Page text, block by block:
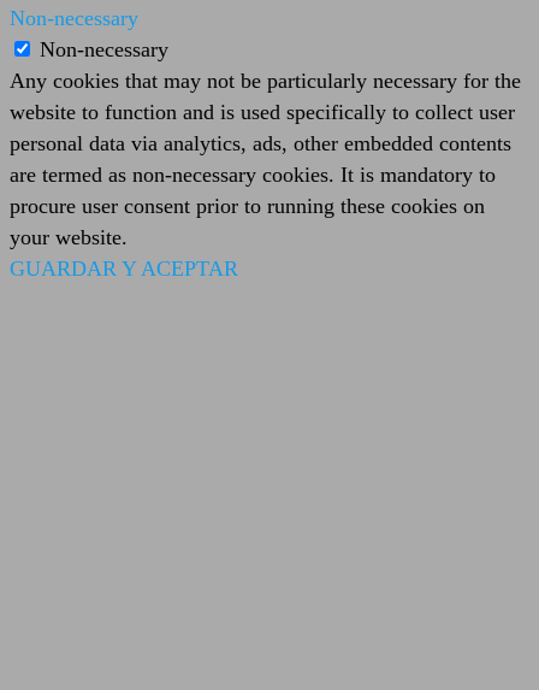
Non-necessary
Non-necessary
Any cookies that may not be particularly necessary for the
website to function and is used specifically to collect user
personal data via analytics, ads, other embedded contents
are termed as non-necessary cookies. It is mandatory to
procure user consent prior to running these cookies on
your website.
GUARDAR Y ACEPTAR